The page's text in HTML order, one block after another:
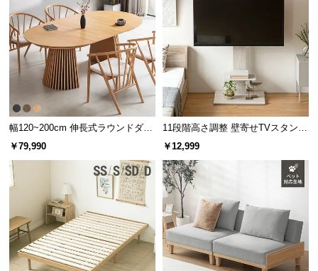
細かい部分の素材や見えない部分にも一切手を抜か
ず、心からの安心と満足をお届けします。
丈夫なスチール製の脚
幅120~200cm 伸長式ラウンドダイ
ニングテーブル 6人掛け 天然木突
￥79,990
11段階高さ調整 壁寄せTVスタンド
キャスター付き 上下左右角度調節
￥12,999